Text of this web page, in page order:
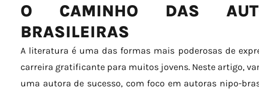
O CAMINHO DAS
BRASILEIRAS
A literatura é uma das formas mais poderosas de
carreira gratificante para muitos jovens. Neste artigo,
uma autora de sucesso, com foco em autoras nipo-